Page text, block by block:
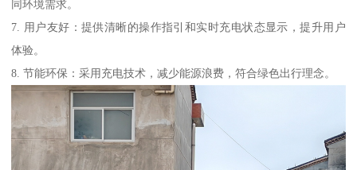
同环境需求。
7. 用户友好：提供清晰的操作指引和实时充电状态显示，提升用户
体验。
8. 节能环保：采用充电技术，减少能源浪费，符合绿色出行理念。